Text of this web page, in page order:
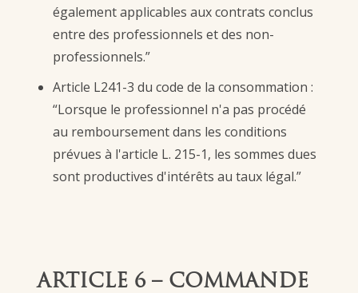
également applicables aux contrats conclus
entre des professionnels et des non-
professionnels.”
Article L241-3 du code de la consommation :
“Lorsque le professionnel n'a pas procédé
au remboursement dans les conditions
prévues à l'article L. 215-1, les sommes dues
sont productives d'intérêts au taux légal.”
ARTICLE 6 – COMMANDE